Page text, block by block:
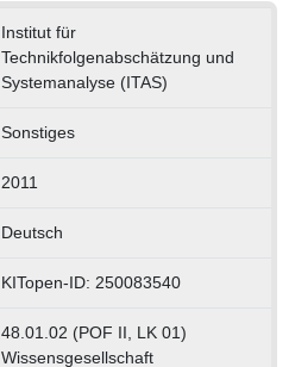
Institut für
Technikfolgenabschätzung und
Systemanalyse (ITAS)
Sonstiges
2011
Deutsch
KITopen-ID: 250083540
48.01.02 (POF II, LK 01)
Wissensgesellschaft